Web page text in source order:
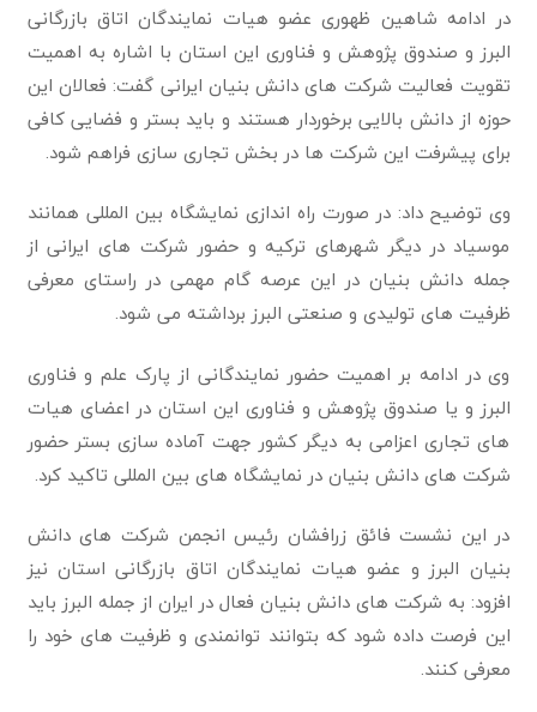
در ادامه شاهین ظهوری عضو هیات نمایندگان اتاق بازرگانی
البرز و صندوق پژوهش و فناوری این استان با اشاره به اهمیت
تقویت فعالیت شرکت های دانش بنیان ایرانی گفت: فعالان این
حوزه از دانش بالایی برخوردار هستند و باید بستر و فضایی کافی
برای پیشرفت این شرکت ها در بخش تجاری سازی فراهم شود.
وی توضیح داد: در صورت راه اندازی نمایشگاه بین المللی همانند
موسیاد در دیگر شهرهای ترکیه و حضور شرکت های ایرانی از
جمله دانش بنیان در این عرصه گام مهمی در راستای معرفی
ظرفیت های تولیدی و صنعتی البرز برداشته می شود.
وی در ادامه بر اهمیت حضور نمایندگانی از پارک علم و فناوری
البرز و یا صندوق پژوهش و فناوری این استان در اعضای هیات
های تجاری اعزامی به دیگر کشور جهت آماده سازی بستر حضور
شرکت های دانش بنیان در نمایشگاه های بین المللی تاکید کرد.
در این نشست فائق زرافشان رئیس انجمن شرکت های دانش
بنیان البرز و عضو هیات نمایندگان اتاق بازرگانی استان نیز
افزود: به شرکت های دانش بنیان فعال در ایران از جمله البرز باید
این فرصت داده شود که بتوانند توانمندی و ظرفیت های خود را
معرفی کنند.